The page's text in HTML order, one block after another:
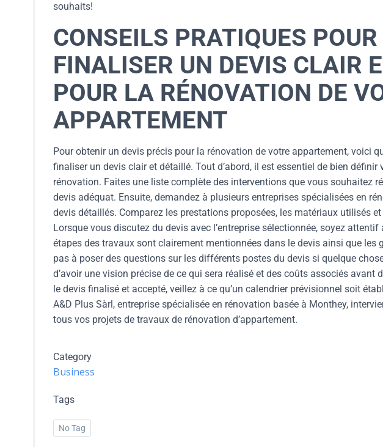
souhaits!
CONSEILS PRATIQUES
FINALISER UN DEVIS CLAIR
POUR LA RÉNOVATION DE
APPARTEMENT
Pour obtenir un devis précis pour la rénovation de votre appartement, voici
finaliser un devis clair et détaillé. Tout d’abord, il est essentiel de bien
rénovation. Faites une liste complète des interventions que vous souhaitez
devis adéquat. Ensuite, demandez à plusieurs entreprises spécialisées en
devis détaillés. Comparez les prestations proposées, les matériaux utilisés
Lorsque vous discutez du devis avec l’entreprise sélectionnée, soyez
étapes des travaux sont clairement mentionnées dans le devis ainsi que les
pas à poser des questions sur les différents postes du devis si quelque
d’avoir une vision précise de ce qui sera réalisé et des coûts associés avant
le devis finalisé et accepté, veillez à ce qu’un calendrier prévisionnel soit
A&D Plus Sàrl, entreprise spécialisée en rénovation basée à Monthey,
tous vos projets de travaux de rénovation d’appartement.
Category
Business
Tags
No Tag